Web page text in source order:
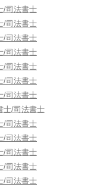
/司法書士
/司法書士
/司法書士
/司法書士
/司法書士
/司法書士
/司法書士
士/司法書士
/司法書士
/司法書士
/司法書士
/司法書士
/司法書士